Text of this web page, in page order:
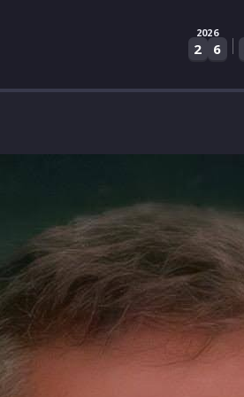
2026
2 6 |